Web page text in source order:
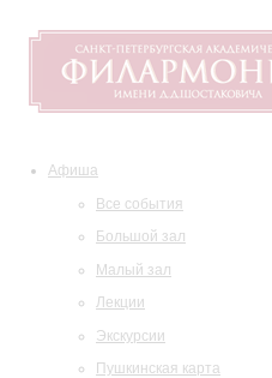
Афиша
Все события
Большой зал
Малый зал
Лекции
Экскурсии
Пушкинская карта